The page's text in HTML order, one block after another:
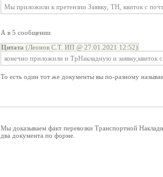
Мы приложили к претензии Заявку, ТН, квиток с
А в 5 сообщении
Цитата (Леонов С.Т. ИП @ 27.01.2021 12:52)
конечно приложили и ТрНакладную и заявку,квиток
То есть один тот же документы вы по-разному
Мы доказываем факт перевозки Транспортной
два документа по форме.